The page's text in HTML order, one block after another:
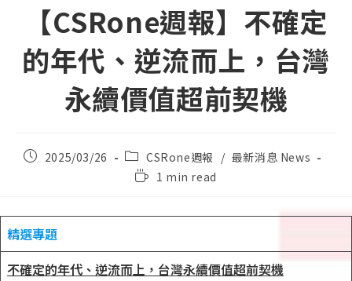
【CSRone週報】不確定
的年代、逆流而上，台灣
永續價值超前契機
Post2025/03/26
Post
category:
CSRone週報 / 最新消息 News
Reading1 min read
精選專題
不確定的年代、逆流而上，台灣永續價值超前契機